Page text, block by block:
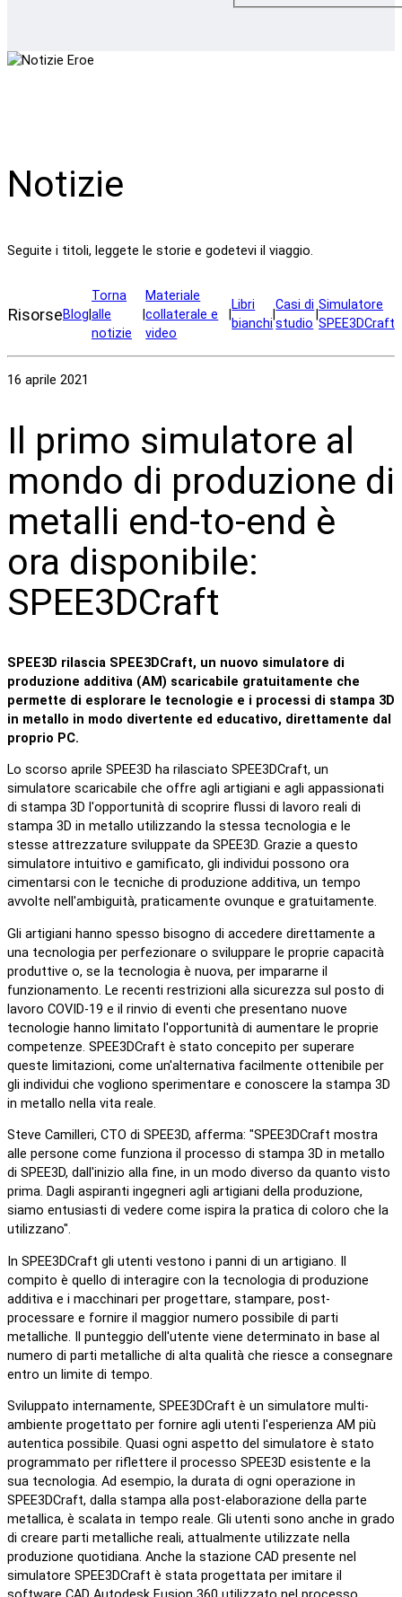
Notizie
Seguite i titoli, leggete le storie e godetevi il viaggio.
RisorseBlog
Torna
alle
notizie
|
Materiale
collaterale e
video
|
Libri
bianchi
|
Casi di
studio
|
Simulatore
SPEE3DCraft
16 aprile 2021
Il primo simulatore al
mondo di produzione di
metalli end-to-end è
ora disponibile:
SPEE3DCraft
SPEE3D rilascia SPEE3DCraft, un nuovo simulatore di
produzione additiva (AM) scaricabile gratuitamente che
permette di esplorare le tecnologie e i processi di stampa 3D
in metallo in modo divertente ed educativo, direttamente dal
proprio PC.
Lo scorso aprile SPEE3D ha rilasciato SPEE3DCraft, un
simulatore scaricabile che offre agli artigiani e agli appassionati
di stampa 3D l'opportunità di scoprire flussi di lavoro reali di
stampa 3D in metallo utilizzando la stessa tecnologia e le
stesse attrezzature sviluppate da SPEE3D. Grazie a questo
simulatore intuitivo e gamificato, gli individui possono ora
cimentarsi con le tecniche di produzione additiva, un tempo
avvolte nell'ambiguità, praticamente ovunque e gratuitamente.
Gli artigiani hanno spesso bisogno di accedere direttamente a
una tecnologia per perfezionare o sviluppare le proprie capacità
produttive o, se la tecnologia è nuova, per impararne il
funzionamento. Le recenti restrizioni alla sicurezza sul posto di
lavoro COVID-19 e il rinvio di eventi che presentano nuove
tecnologie hanno limitato l'opportunità di aumentare le proprie
competenze. SPEE3DCraft è stato concepito per superare
queste limitazioni, come un'alternativa facilmente ottenibile per
gli individui che vogliono sperimentare e conoscere la stampa 3D
in metallo nella vita reale.
Steve Camilleri, CTO di SPEE3D, afferma: "SPEE3DCraft mostra
alle persone come funziona il processo di stampa 3D in metallo
di SPEE3D, dall'inizio alla fine, in un modo diverso da quanto visto
prima. Dagli aspiranti ingegneri agli artigiani della produzione,
siamo entusiasti di vedere come ispira la pratica di coloro che la
utilizzano".
In SPEE3DCraft gli utenti vestono i panni di un artigiano. Il
compito è quello di interagire con la tecnologia di produzione
additiva e i macchinari per progettare, stampare, post-
processare e fornire il maggior numero possibile di parti
metalliche. Il punteggio dell'utente viene determinato in base al
numero di parti metalliche di alta qualità che riesce a consegnare
entro un limite di tempo.
Sviluppato internamente, SPEE3DCraft è un simulatore multi-
ambiente progettato per fornire agli utenti l'esperienza AM più
autentica possibile. Quasi ogni aspetto del simulatore è stato
programmato per riflettere il processo SPEE3D esistente e la
sua tecnologia. Ad esempio, la durata di ogni operazione in
SPEE3DCraft, dalla stampa alla post-elaborazione della parte
metallica, è scalata in tempo reale. Gli utenti sono anche in grado
di creare parti metalliche reali, attualmente utilizzate nella
produzione quotidiana. Anche la stazione CAD presente nel
simulatore SPEE3DCraft è stata progettata per imitare il